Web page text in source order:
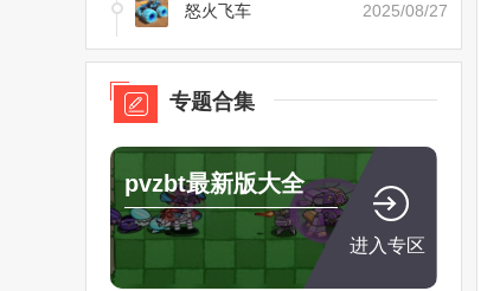
怒火飞车 2025/08/27
专题合集
pvzbt最新版大全
进入专区